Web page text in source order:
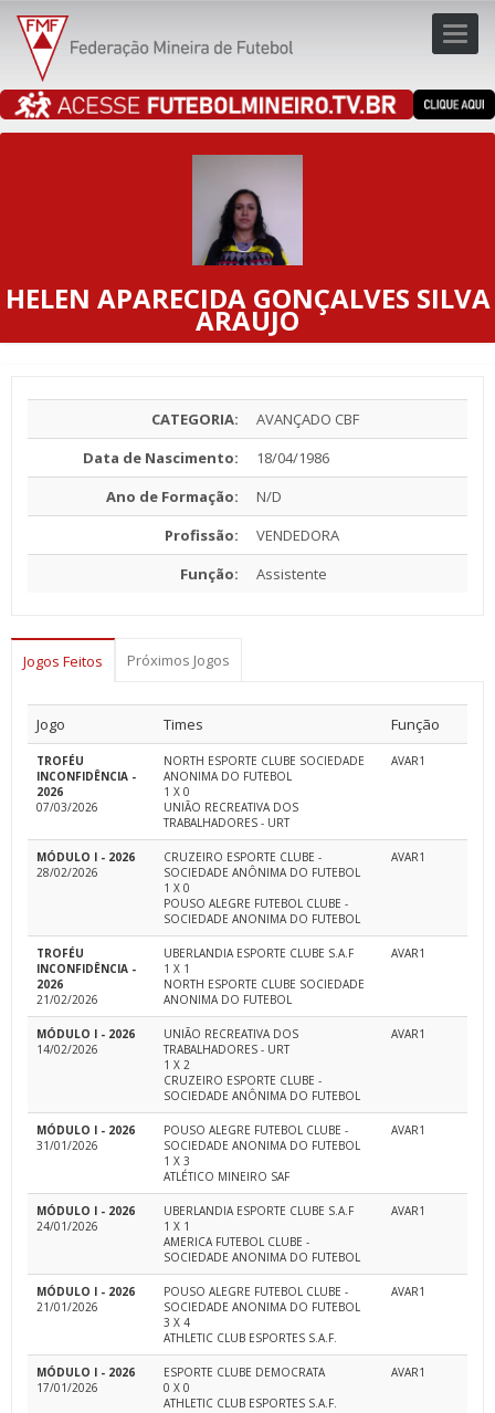
HELEN APARECIDA GONÇALVES SILVA
ARAUJO
CATEGORIA:
AVANÇADO CBF
Data de Nascimento:
18/04/1986
Ano de Formação:
N/D
Profissão:
VENDEDORA
Função:
Assistente
Jogos Feitos Próximos Jogos
Jogo Times Função
TROFÉU
INCONFIDÊNCIA -
2026
07/03/2026
NORTH ESPORTE CLUBE SOCIEDADE
ANONIMA DO FUTEBOL
1 X 0
UNIÃO RECREATIVA DOS
TRABALHADORES - URT
AVAR1
MÓDULO I - 2026
28/02/2026
CRUZEIRO ESPORTE CLUBE -
SOCIEDADE ANÔNIMA DO FUTEBOL
1 X 0
POUSO ALEGRE FUTEBOL CLUBE -
SOCIEDADE ANONIMA DO FUTEBOL
AVAR1
TROFÉU
INCONFIDÊNCIA -
2026
21/02/2026
UBERLANDIA ESPORTE CLUBE S.A.F
1 X 1
NORTH ESPORTE CLUBE SOCIEDADE
ANONIMA DO FUTEBOL
AVAR1
MÓDULO I - 2026
14/02/2026
UNIÃO RECREATIVA DOS
TRABALHADORES - URT
1 X 2
CRUZEIRO ESPORTE CLUBE -
SOCIEDADE ANÔNIMA DO FUTEBOL
AVAR1
MÓDULO I - 2026
31/01/2026
POUSO ALEGRE FUTEBOL CLUBE -
SOCIEDADE ANONIMA DO FUTEBOL
1 X 3
ATLÉTICO MINEIRO SAF
AVAR1
MÓDULO I - 2026
24/01/2026
UBERLANDIA ESPORTE CLUBE S.A.F
1 X 1
AMERICA FUTEBOL CLUBE -
SOCIEDADE ANONIMA DO FUTEBOL
AVAR1
MÓDULO I - 2026
21/01/2026
POUSO ALEGRE FUTEBOL CLUBE -
SOCIEDADE ANONIMA DO FUTEBOL
3 X 4
ATHLETIC CLUB ESPORTES S.A.F.
AVAR1
MÓDULO I - 2026
17/01/2026
ESPORTE CLUBE DEMOCRATA
0 X 0
ATHLETIC CLUB ESPORTES S.A.F.
AVAR1